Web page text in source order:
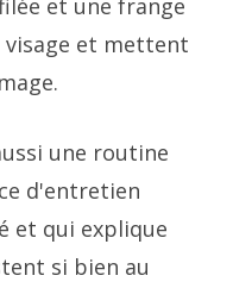
et une frange
et mettent
une routine
d'entretien
et qui explique
si bien au